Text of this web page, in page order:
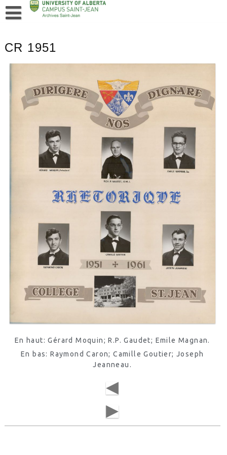
CR 1951
En haut: Gérard Moquin; R.P. Gaudet; Emile Magnan.
En bas: Raymond Caron; Camille Goutier; Joseph
Jeanneau.